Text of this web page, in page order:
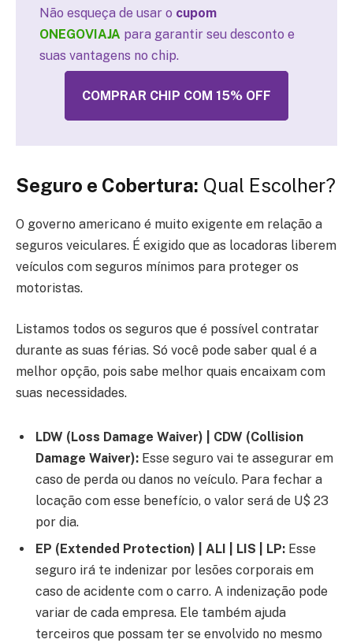
Não esqueça de usar o cupom
ONEGOVIAJA para garantir seu desconto e
suas vantagens no chip.
COMPRAR CHIP COM 15% OFF
Seguro e Cobertura: Qual Escolher?
O governo americano é muito exigente em relação a
seguros veiculares. É exigido que as locadoras liberem
veículos com seguros mínimos para proteger os
motoristas.
Listamos todos os seguros que é possível contratar
durante as suas férias. Só você pode saber qual é a
melhor opção, pois sabe melhor quais encaixam com
suas necessidades.
LDW (Loss Damage Waiver) | CDW (Collision
Damage Waiver): Esse seguro vai te assegurar em
caso de perda ou danos no veículo. Para fechar a
locação com esse benefício, o valor será de U$ 23
por dia.
EP (Extended Protection) | ALI | LIS | LP: Esse
seguro irá te indenizar por lesões corporais em
caso de acidente com o carro. A indenização pode
variar de cada empresa. Ele também ajuda
terceiros que possam ter se envolvido no mesmo